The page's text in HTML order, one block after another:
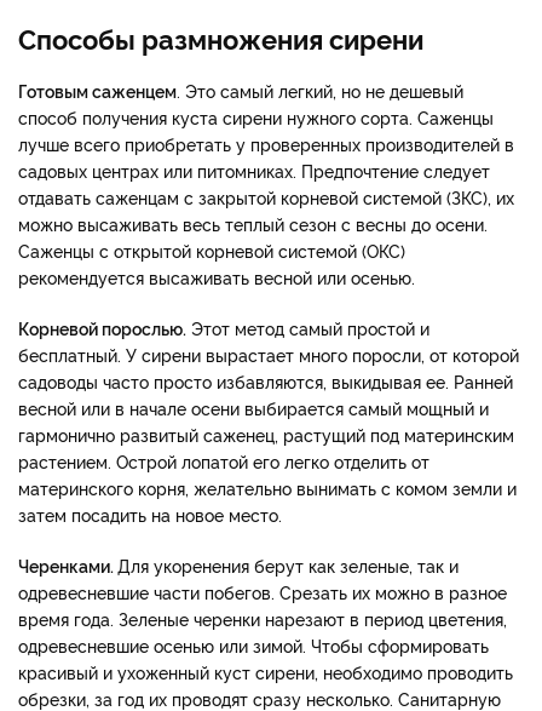
Способы размножения сирени
Готовым саженцем. Это самый легкий, но не дешевый
способ получения куста сирени нужного сорта. Саженцы
лучше всего приобретать у проверенных производителей в
садовых центрах или питомниках. Предпочтение следует
отдавать саженцам с закрытой корневой системой (ЗКС), их
можно высаживать весь теплый сезон с весны до осени.
Саженцы с открытой корневой системой (ОКС)
рекомендуется высаживать весной или осенью.
Корневой порослью. Этот метод самый простой и
бесплатный. У сирени вырастает много поросли, от которой
садоводы часто просто избавляются, выкидывая ее. Ранней
весной или в начале осени выбирается самый мощный и
гармонично развитый саженец, растущий под материнским
растением. Острой лопатой его легко отделить от
материнского корня, желательно вынимать с комом земли и
затем посадить на новое место.
Черенками. Для укоренения берут как зеленые, так и
одревесневшие части побегов. Срезать их можно в разное
время года. Зеленые черенки нарезают в период цветения,
одревесневшие осенью или зимой. Чтобы сформировать
красивый и ухоженный куст сирени, необходимо проводить
обрезки, за год их проводят сразу несколько. Санитарную